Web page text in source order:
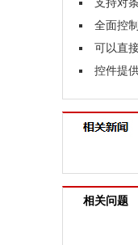
支持对
全面控
可以直
控件提
相关问题